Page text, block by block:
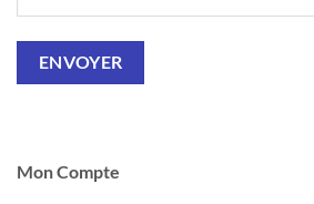
Mon Compte